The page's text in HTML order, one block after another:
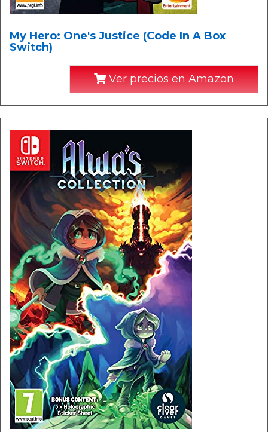
My Hero: One's Justice (Code In A Box
Switch)
Ver precios en Amazon